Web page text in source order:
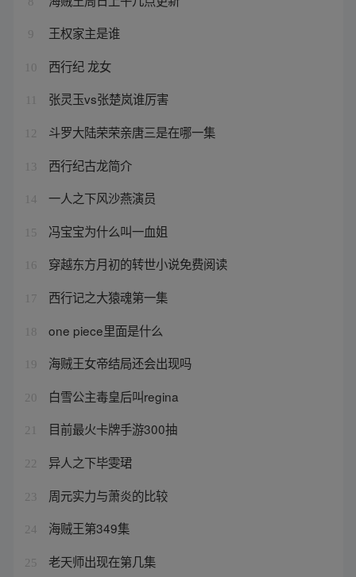
9 王权家主是谁
10 西行纪 龙女
张灵玉vs张楚岚谁厉害
12 斗罗大陆荣荣亲唐三是在哪一集
13 西行纪古龙简介
14 一人之下风沙燕演员
15 冯宝宝为什么叫一血姐
16 穿越东方月初的转世小说免费阅读
17 西行记之大猿魂第一集
18 one piece里面是什么
19 海贼王女帝结局还会出现吗
20 白雪公主毒皇后叫regina
21 目前最火卡牌手游300抽
22 异人之下毕雯珺
23 周元实力与萧炎的比较
24 海贼王第349集
25 老天师出现在第几集